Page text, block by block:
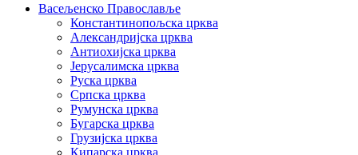
Васељенско Православље
Константинопољска црква
Александријска црква
Антиохијска црква
Јерусалимска црква
Руска црква
Српска црква
Румунска црква
Бугарска црква
Грузијска црква
Кипарска црква